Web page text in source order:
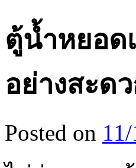
ตู้น้ำหยอด
อย่างสะด
Posted on